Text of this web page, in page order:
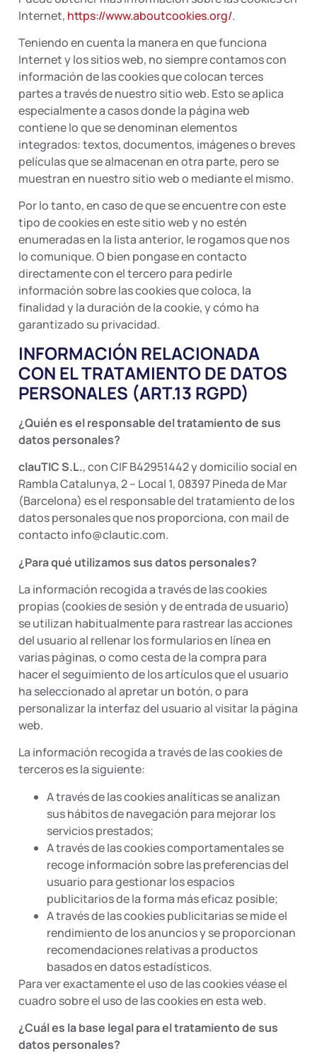
Internet, https://www.aboutcookies.org/.
Teniendo en cuenta la manera en que funciona
Internet y los sitios web, no siempre contamos con
información de las cookies que colocan terces
partes a través de nuestro sitio web. Esto se aplica
especialmente a casos donde la página web
contiene lo que se denominan elementos
integrados: textos, documentos, imágenes o breves
películas que se almacenan en otra parte, pero se
muestran en nuestro sitio web o mediante el mismo.
Por lo tanto, en caso de que se encuentre con este
tipo de cookies en este sitio web y no estén
enumeradas en la lista anterior, le rogamos que nos
lo comunique. O bien pongase en contacto
directamente con el tercero para pedirle
información sobre las cookies que coloca, la
finalidad y la duración de la cookie, y cómo ha
garantizado su privacidad.
INFORMACIÓN RELACIONADA
CON EL TRATAMIENTO DE DATOS
PERSONALES (ART.13 RGPD)
¿Quién es el responsable del tratamiento de sus
datos personales?
clauTIC S.L., con CIF B42951442 y domicilio social en
Rambla Catalunya, 2 – Local 1, 08397 Pineda de Mar
(Barcelona) es el responsable del tratamiento de los
datos personales que nos proporciona, con mail de
contacto info@clautic.com.
¿Para qué utilizamos sus datos personales?
La información recogida a través de las cookies
propias (cookies de sesión y de entrada de usuario)
se utilizan habitualmente para rastrear las acciones
del usuario al rellenar los formularios en línea en
varias páginas, o como cesta de la compra para
hacer el seguimiento de los artículos que el usuario
ha seleccionado al apretar un botón, o para
personalizar la interfaz del usuario al visitar la página
web.
La información recogida a través de las cookies de
terceros es la siguiente:
A través de las cookies analíticas se analizan
sus hábitos de navegación para mejorar los
servicios prestados;
A través de las cookies comportamentales se
recoge información sobre las preferencias del
usuario para gestionar los espacios
publicitarios de la forma más eficaz posible;
A través de las cookies publicitarias se mide el
rendimiento de los anuncios y se proporcionan
recomendaciones relativas a productos
basados en datos estadísticos.
Para ver exactamente el uso de las cookies véase el
cuadro sobre el uso de las cookies en esta web.
¿Cuál es la base legal para el tratamiento de sus
datos personales?